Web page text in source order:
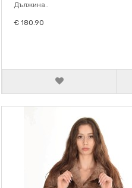
Дължина..
€ 180.90